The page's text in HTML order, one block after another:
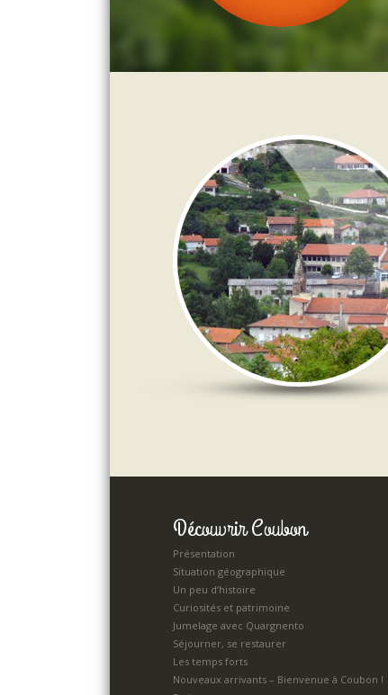
Découvrir Coubon
Présentation
Situation géographique
Un peu d’histoire
Curiosités et patrimoine
Jumelage avec Quargnento
Séjourner, se restaurer
Les temps forts
Nouveaux arrivants – Bienvenue à Coubon !